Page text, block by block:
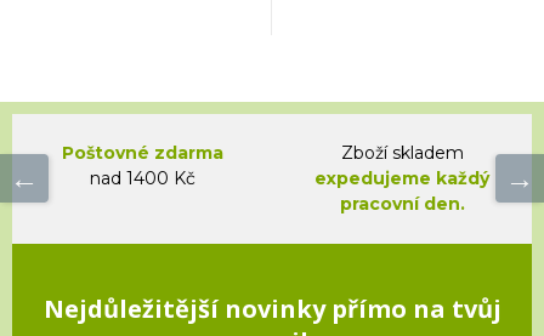
Poštovné zdarma
nad 1400 Kč
Zboží skladem
expedujeme každý
pracovní den.
Nejdůležitější novinky přímo na tvůj